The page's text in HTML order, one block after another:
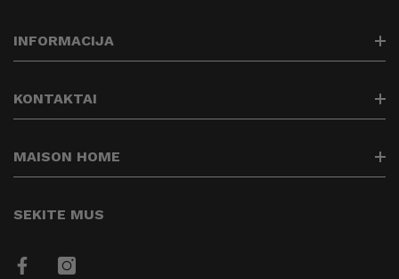
INFORMACIJA
Paieška
Kontaktai
Prekių pristatymas
Prekių grąžinimas
Privatumo politika
Taisyklės
KONTAKTAI
info@maisonhome.lt
+37061313514
MAISON HOME
Kuriame Jūsų namų jaukumą
SEKITE MUS